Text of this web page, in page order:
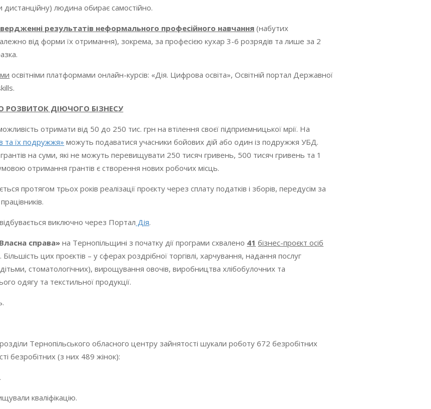
людина обирає самостійно.
результатів неформального професійного навчання (набутих
від форми їх отримання), зокрема, за професією кухар 3-6 розрядів та лише за 2
освітніми платформами онлайн-курсів: «Дія. Цифрова освіта», Освітній портал Державної
РОЗВИТОК ДІЮЧОГО БІЗНЕСУ
отримати від 50 до 250 тис. грн на втілення своєї підприємницької мрії. На
та їх подружжя» можуть подаватися учасники бойових дій або один із подружжя УБД.
на суми, які не можуть перевищувати 250 тисяч гривень, 500 тисяч гривень та 1
отримання грантів є створення нових робочих місць.
протягом трьох років реалізації проєкту через сплату податків і зборів, передусім за
виключно через Портал Дія.
Власна справа» на Тернопільщині з початку дії програми схвалено 41 бізнес-проєкт осіб
цих проєктів – у сферах роздрібної торгівлі, харчування, надання послуг
стоматологічних), вирощування овочів, виробництва хлібобулочних та
одягу та текстильної продукції.
Тернопільського обласного центру зайнятості шукали роботу 672 безробітних
безробітних (з них 489 жінок):
кваліфікацію.